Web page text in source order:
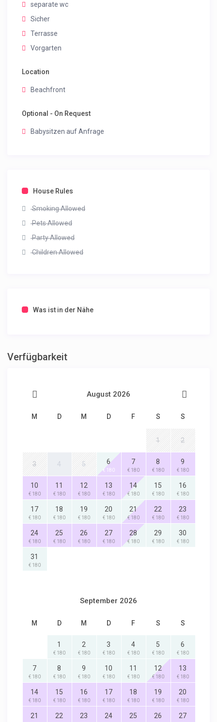
separate wc
Sicher
Terrasse
Vorgarten
Location
Beachfront
Optional - On Request
Babysitzen auf Anfrage
House Rules
Smoking Allowed
Pets Allowed
Party Allowed
Children Allowed
Was ist in der Nähe
Verfügbarkeit
August 2026
M D M D F S S
1 2
3 4 5 6
€ 180
7
€ 180
8
€ 180
9
€ 180
10
€ 180
11
€ 180
12
€ 180
13
€ 180
14
€ 180
15
€ 180
16
€ 180
17
€ 180
18
€ 180
19
€ 180
20
€ 180
21
€ 180
22
€ 180
23
€ 180
24
€ 180
25
€ 180
26
€ 180
27
€ 180
28
€ 180
29
€ 180
30
€ 180
31
€ 180
September 2026
M D M D F S S
1
€ 180
2
€ 180
3
€ 180
4
€ 180
5
€ 180
6
€ 180
7
€ 180
8
€ 180
9
€ 180
10
€ 180
11
€ 180
12
€ 180
13
€ 180
14
€ 180
15
€ 180
16
€ 180
17
€ 180
18
€ 180
19
€ 180
20
€ 180
21 22 23 24 25 26 27